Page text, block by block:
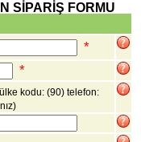
SİPARİŞ FORMU
*
*
kodu: (90) telefon: